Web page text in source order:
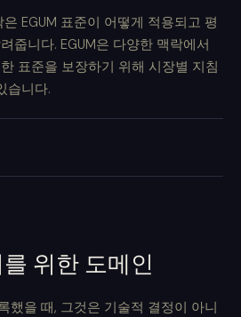
EGUM 표준이 어떻게 적용되고 평
줍니다. EGUM은 다양한 맥락에서
표준을 보장하기 위해 시장별 지침
습니다.
위한 도메인
했을 때, 그것은 기술적 결정이 아니